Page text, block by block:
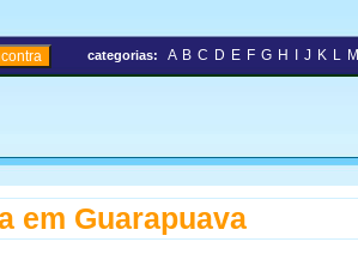
categorias: A B C D E F G H J K L M
em Guarapuava